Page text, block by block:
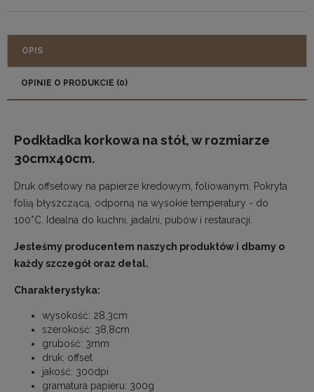
OPIS
OPINIE O PRODUKCIE (0)
Podkładka korkowa na stół, w rozmiarze
30cmx40cm.
Druk offsetowy na papierze kredowym, foliowanym. Pokryta
folią błyszczącą, odporną na wysokie temperatury - do
100*C. Idealna do kuchni, jadalni, pubów i restauracji.
Jesteśmy producentem naszych produktów i dbamy o
każdy szczegół oraz detal.
Charakterystyka:
wysokość: 28,3cm
szerokość: 38,8cm
grubość: 3mm
druk: offset
jakość: 300dpi
gramatura papieru: 300g